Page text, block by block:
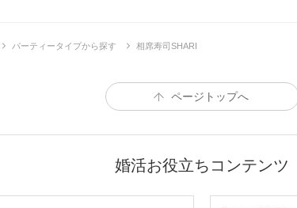
パーティータイプから探す 相席寿司SHARI
ページトップへ
婚活お役立ちコンテンツ